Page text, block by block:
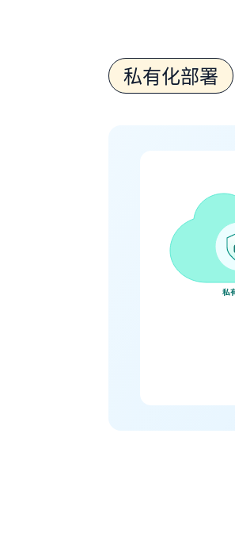
私有化部署